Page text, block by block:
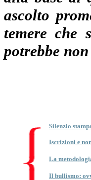
ascolto
temere che
potrebbe
Silenzio
Iscrizioni e
La
Il bullismo: